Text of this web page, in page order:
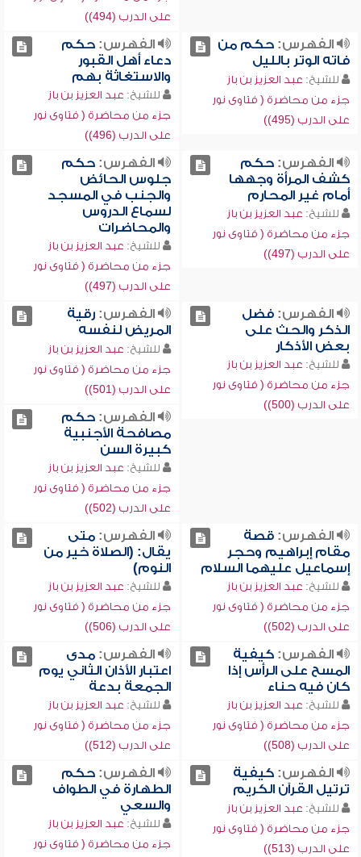
على الدرب (494))
الفهرس:حكم من
فاته الوتر بالليل
للشيخ: عبد العزيز بن باز
جزء من محاضرة ( فتاوى نور
على الدرب (495))
الفهرس:حكم
دعاء أهل القبور
والاستغاثة بهم
للشيخ: عبد العزيز بن باز
جزء من محاضرة ( فتاوى نور
على الدرب (496))
الفهرس:حكم
كشف المرأة وجهها
أمام غير المحارم
للشيخ: عبد العزيز بن باز
جزء من محاضرة ( فتاوى نور
على الدرب (497))
الفهرس:حكم
جلوس الحائض
والجنب في المسجد
لسماع الدروس
والمحاضرات
للشيخ: عبد العزيز بن باز
جزء من محاضرة ( فتاوى نور
على الدرب (497))
الفهرس:فضل
الذكر والحث على
بعض الأذكار
للشيخ: عبد العزيز بن باز
جزء من محاضرة ( فتاوى نور
على الدرب (500))
الفهرس:رقية
المريض لنفسه
للشيخ: عبد العزيز بن باز
جزء من محاضرة ( فتاوى نور
على الدرب (501))
الفهرس:حكم
مصافحة الأجنبية
كبيرة السن
للشيخ: عبد العزيز بن باز
جزء من محاضرة ( فتاوى نور
على الدرب (502))
الفهرس:قصة
مقام إبراهيم وحجر
إسماعيل عليهما السلام
للشيخ: عبد العزيز بن باز
جزء من محاضرة ( فتاوى نور
على الدرب (502))
الفهرس:متى
يقال: (الصلاة خير من
النوم)
للشيخ: عبد العزيز بن باز
جزء من محاضرة ( فتاوى نور
على الدرب (506))
الفهرس:كيفية
المسح على الرأس إذا
كان فيه حناء
للشيخ: عبد العزيز بن باز
جزء من محاضرة ( فتاوى نور
على الدرب (508))
الفهرس:مدى
اعتبار الأذان الثاني يوم
الجمعة بدعة
للشيخ: عبد العزيز بن باز
جزء من محاضرة ( فتاوى نور
على الدرب (512))
الفهرس:كيفية
ترتيل القرآن الكريم
للشيخ: عبد العزيز بن باز
جزء من محاضرة ( فتاوى نور
على الدرب (513))
الفهرس:حكم
الطهارة في الطواف
والسعي
للشيخ: عبد العزيز بن باز
جزء من محاضرة ( فتاوى نور